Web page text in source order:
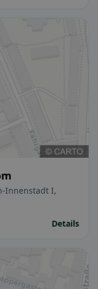
Innenstadt I,
Details